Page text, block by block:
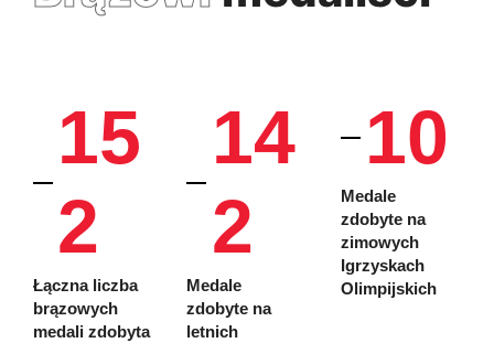
15
2
Łączna liczba
brązowych
medali zdobyta
14
2
Medale
zdobyte na
letnich
10
Medale
zdobyte na
zimowych
Igrzyskach
Olimpijskich